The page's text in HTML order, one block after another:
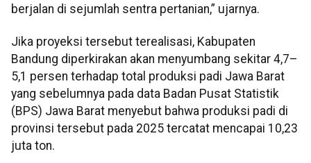
berjalan di sejumlah sentra pertanian,” ujarnya.
Jika proyeksi tersebut terealisasi, Kabupaten
Bandung diperkirakan akan menyumbang sekitar 4,7–
5,1 persen terhadap total produksi padi Jawa Barat
yang sebelumnya pada data Badan Pusat Statistik
(BPS) Jawa Barat menyebut bahwa produksi padi di
provinsi tersebut pada 2025 tercatat mencapai 10,23
juta ton.